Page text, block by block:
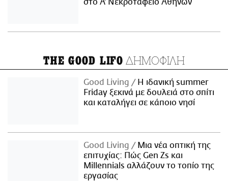
στο Α' Νεκροταφείο Αθηνών
THE GOOD LIFO ΔΗΜΟΦΙΛΗ
Good Living
Η ιδανική summer
Friday ξεκινά με δουλειά στο σπίτι
και καταλήγει σε κάποιο νησί
Good Living
Μια νέα οπτική της
επιτυχίας: Πώς Gen Zs και
Millennials αλλάζουν το τοπίο της
εργασίας